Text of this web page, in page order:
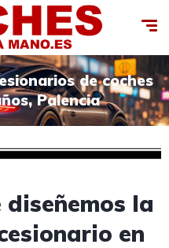
de coches
Palencia
diseñemos la
en